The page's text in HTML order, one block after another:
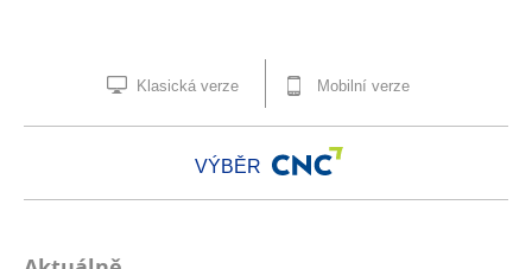
Klasická verze Mobilní verze
VÝBĚR